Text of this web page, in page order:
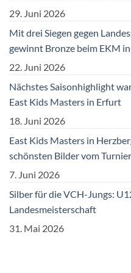
29. Juni 2026
Mit drei Siegen gegen
gewinnt Bronze beim EKM
22. Juni 2026
Nächstes Saisonhighlight
East Kids Masters in Erfurt
18. Juni 2026
East Kids Masters in
schönsten Bilder vom
7. Juni 2026
Silber für die VCH-Jungs:
Landesmeisterschaft
31. Mai 2026